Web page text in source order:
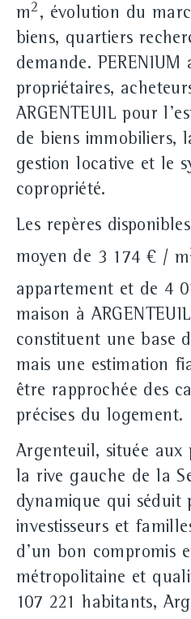
m2 , évolution du
biens, quartiers
demande. PERENIUM
propriétaires,
ARGENTEUIL pour
de biens immobiliers,
gestion locative et le
copropriété.
Les repères
moyen de 3 174 € / m
appartement et de 4
maison à
constituent une base
mais une estimation
être rapprochée des
précises du logement.
Argenteuil, située aux
la rive gauche de la
dynamique qui séduit
investisseurs et
d'un bon compromis
métropolitaine et
107 221 habitants,